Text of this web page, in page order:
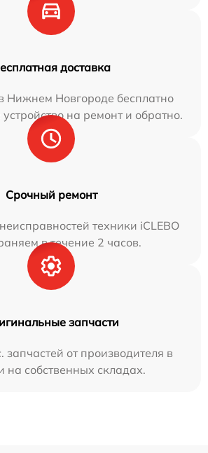
доставка
Нижнем Новгороде бесплатно
на ремонт и обратно.
Срочный ремонт
техники iCLEBO
в течение 2 часов.
запчасти
запчастей от производителя в
на собственных складах.